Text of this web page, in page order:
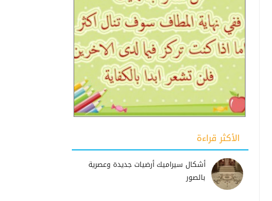
الأكثر قراءة
أشكال سيراميك أرضيات جديدة وعصرية
بالصور